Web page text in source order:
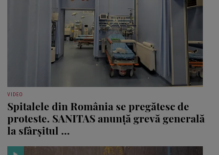
VIDEO
Spitalele din România se pregătesc de
proteste. SANITAS anunță grevă generală
la sfârșitul ...